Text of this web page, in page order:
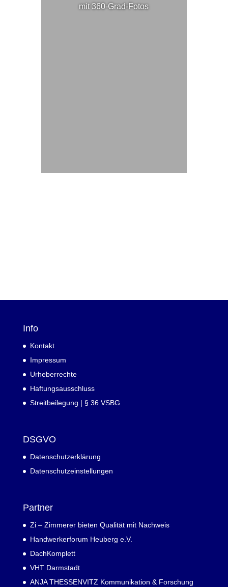
mit 360-Grad-Fotos
Info
Kontakt
Impressum
Urheberrechte
Haftungsausschluss
Streitbeilegung | § 36 VSBG
DSGVO
Datenschutzerklärung
Datenschutzeinstellungen
Partner
Zi – Zimmerer bieten Qualität mit Nachweis
Handwerkerforum Heuberg e.V.
DachKomplett
VHT Darmstadt
ANJA THESSENVITZ Kommunikation & Forschung